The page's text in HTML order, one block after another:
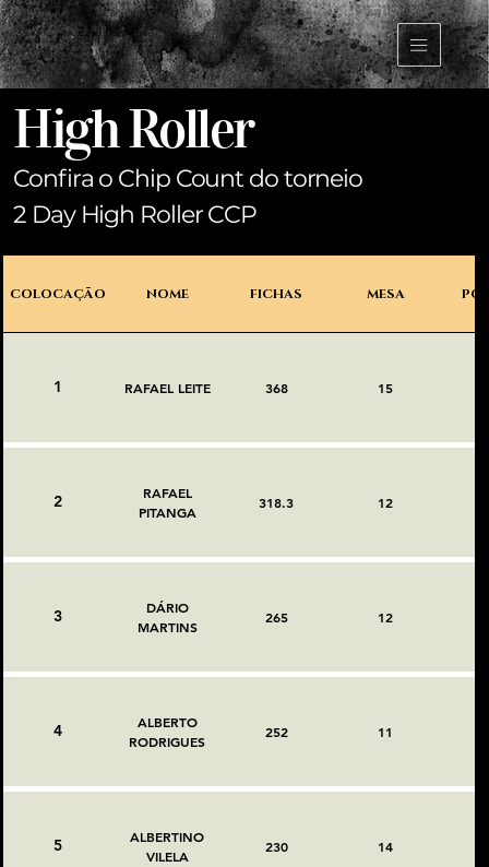
High Roller
Confira o Chip Count do torneio
2 Day High Roller CCP
COLOCAÇÃO NOME FICHAS MESA
1 RAFAEL LEITE 368 15
2
RAFAEL
PITANGA
318.3 12
3
DÁRIO
MARTINS
265 12
4
ALBERTO
RODRIGUES
252 11
5
ALBERTINO
VILELA
230 14